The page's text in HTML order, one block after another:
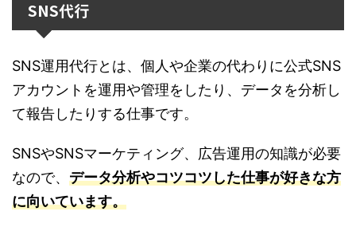
SNS代行
SNS運用代行とは、個人や企業の代わりに公式SNS
アカウントを運用や管理をしたり、データを分析し
て報告したりする仕事です。
SNSやSNSマーケティング、広告運用の知識が必要
なので、 データ分析やコツコツした仕事が好きな方
に向いています。